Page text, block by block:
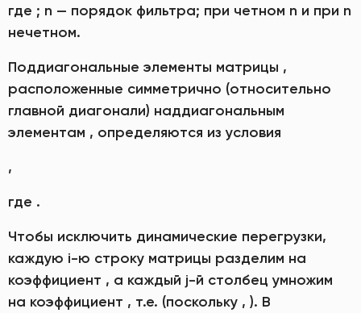
где ; n — порядок фильтра; при четном n и при n
нечетном.
Поддиагональные элементы матрицы ,
расположенные симметрично (относительно
главной диагонали) наддиагональным
элементам , определяются из условия
,
где .
Чтобы исключить динамические перегрузки,
каждую i-ю строку матрицы разделим на
коэффициент , а каждый j-й столбец умножим
на коэффициент , т.е. (поскольку , ). В